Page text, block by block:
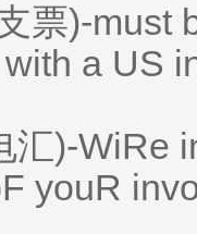
票)-must
a US
)-WiRe
youR